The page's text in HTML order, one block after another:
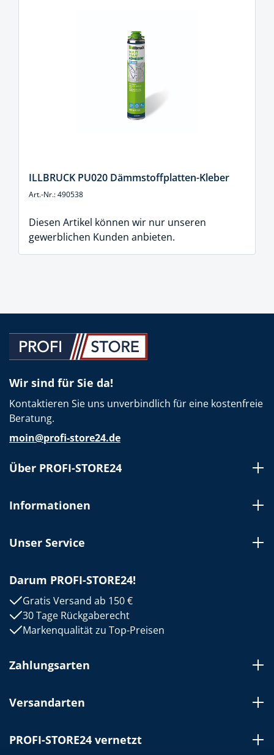
ILLBRUCK PU020 Dämmstoffplatten-Kleber
Art.-Nr.: 490538
Diesen Artikel können wir nur unseren
gewerblichen Kunden anbieten.
Wir sind für Sie da!
Kontaktieren Sie uns unverbindlich für eine kostenfreie
Beratung.
moin@profi-store24.de
Über PROFI-STORE24
Informationen
Unser Service
Darum PROFI-STORE24!
Gratis Versand ab 150 €
30 Tage Rückgaberecht
Markenqualität zu Top-Preisen
Zahlungsarten
Versandarten
PROFI-STORE24 vernetzt